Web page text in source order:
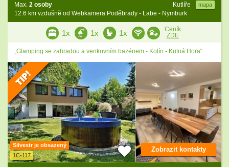
Kutlíře mapa
Max. 2 osoby
12.6 km vzdušně od Webkamera Poděbrady - Labe - Nymburk
1x 1x 1x
Ceník
ZDE
„Glamping se zahradou a venkovním bazénem - Kolín - Kutná Hora“
Silvestr je obsazený
1C-117
Zobrazit kontakty